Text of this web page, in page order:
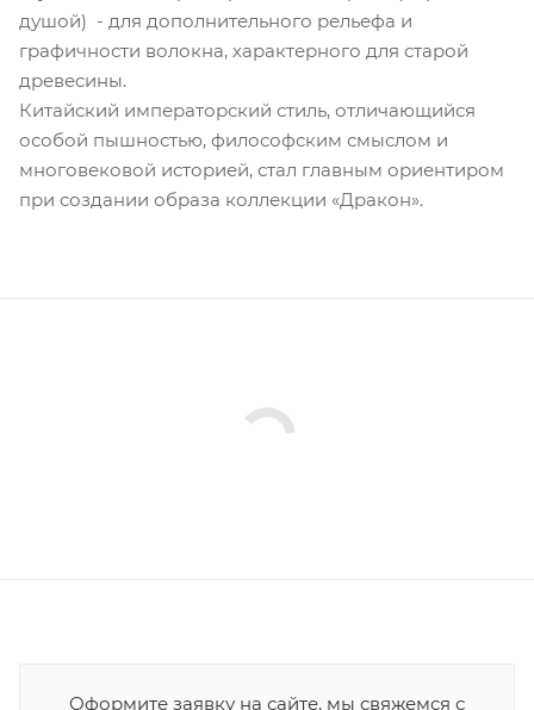
душой) - для дополнительного рельефа и
графичности волокна, характерного для старой
древесины.
Китайский императорский стиль, отличающийся
особой пышностью, философским смыслом и
многовековой историей, стал главным ориентиром
при создании образа коллекции «Дракон».
Оформите заявку на сайте, мы свяжемся с